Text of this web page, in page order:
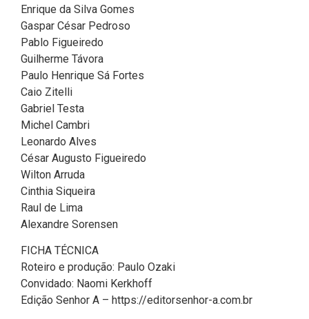
Enrique da Silva Gomes
Gaspar César Pedroso
Pablo Figueiredo
Guilherme Távora
Paulo Henrique Sá Fortes
Caio Zitelli
Gabriel Testa
Michel Cambri
Leonardo Alves
César Augusto Figueiredo
Wilton Arruda
Cinthia Siqueira
Raul de Lima
Alexandre Sorensen
FICHA TÉCNICA
Roteiro e produção: Paulo Ozaki
Convidado: Naomi Kerkhoff
Edição Senhor A – https://editorsenhor-a.com.br